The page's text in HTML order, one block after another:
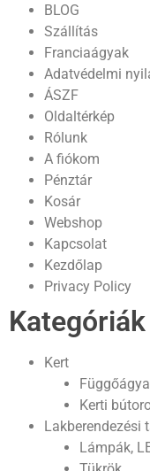
BLOG
Szállítás
Franciaágyak
Adatvédelmi
ÁSZF
Oldaltérkép
Rólunk
A fiókom
Pénztár
Kosár
Webshop
Kapcsolat
Kezdőlap
Privacy Policy
Kategóriák
Kert
Kerti
Lakberendezési
Lámpák,